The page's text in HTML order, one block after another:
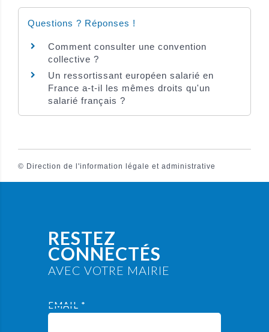
Questions ? Réponses !
Comment consulter une convention
collective ?
Un ressortissant européen salarié en
France a-t-il les mêmes droits qu'un
salarié français ?
© Direction de l'information légale et administrative
RESTEZ
CONNECTÉS
AVEC VOTRE MAIRIE
EMAIL *